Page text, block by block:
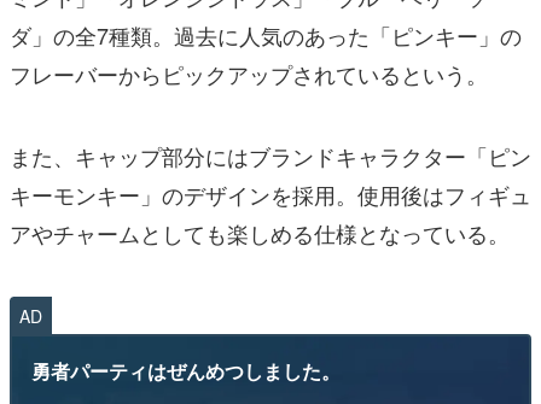
ダ」の全7種類。過去に人気のあった「ピンキー」の
フレーバーからピックアップされているという。
また、キャップ部分にはブランドキャラクター「ピン
キーモンキー」のデザインを採用。使用後はフィギュ
アやチャームとしても楽しめる仕様となっている。
AD
勇者パーティはぜんめつしました。